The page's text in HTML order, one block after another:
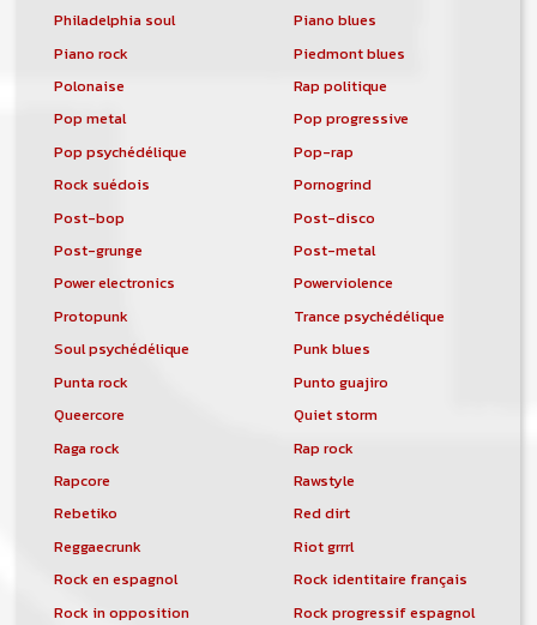
Philadelphia soul
Piano blues
Piano rock
Piedmont blues
Polonaise
Rap politique
Pop metal
Pop progressive
Pop psychédélique
Pop-rap
Rock suédois
Pornogrind
Post-bop
Post-disco
Post-grunge
Post-metal
Power electronics
Powerviolence
Protopunk
Trance psychédélique
Soul psychédélique
Punk blues
Punta rock
Punto guajiro
Queercore
Quiet storm
Raga rock
Rap rock
Rapcore
Rawstyle
Rebetiko
Red dirt
Reggaecrunk
Riot grrrl
Rock en espagnol
Rock identitaire français
Rock in opposition
Rock progressif espagnol